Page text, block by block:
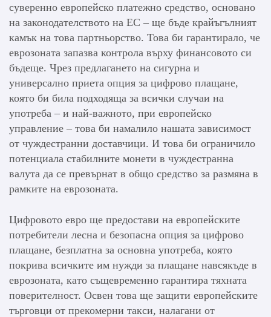
суверенно европейско платежно средство, основано
на законодателството на ЕС – ще бъде крайъгълният
камък на това партньорство. Това би гарантирало, че
еврозоната запазва контрола върху финансовото си
бъдеще. Чрез предлагането на сигурна и
универсално приета опция за цифрово плащане,
която би била подходяща за всички случаи на
употреба – и най-важното, при европейско
управление – това би намалило нашата зависимост
от чуждестранни доставчици. И това би ограничило
потенциала стабилните монети в чуждестранна
валута да се превърнат в общо средство за размяна в
рамките на еврозоната.
Цифровото евро ще предостави на европейските
потребители лесна и безопасна опция за цифрово
плащане, безплатна за основна употреба, която
покрива всичките им нужди за плащане навсякъде в
еврозоната, като същевременно гарантира тяхната
поверителност. Освен това ще защити европейските
търговци от прекомерни такси, налагани от